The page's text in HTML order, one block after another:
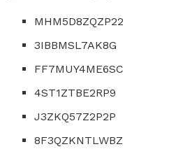
MHM5D8ZQZP22
3IBBMSL7AK8G
FF7MUY4ME6SC
4ST1ZTBE2RP9
J3ZKQ57Z2P2P
8F3QZKNTLWBZ